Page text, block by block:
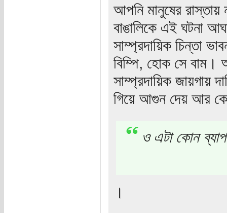
আপনি মানুষের রাস্তায়
বাঙালিকে এই ঘটনা
সাম্প্রদায়িক চিন্তা
বিম্পি, হোক সে বাম।
সাম্প্রদায়িক জায়গায়
গিয়ে আগুন দেয় আর
ও এটা কোন
।